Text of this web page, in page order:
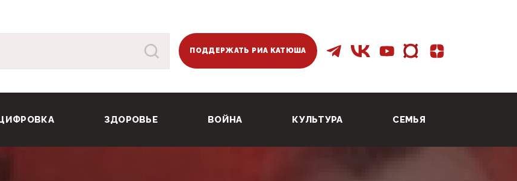
ПОДДЕРЖАТЬ РИА КАТЮША
ЗДОРОВЬЕ ВОЙНА КУЛЬТУРА СЕМЬЯ